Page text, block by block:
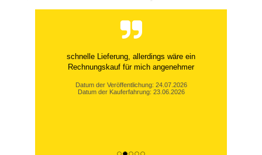
schnelle Lieferung, allerdings wäre ein
Rechnungskauf für mich angenehmer
Datum der Veröffentlichung: 24.07.2026
Datum der Kauferfahrung: 23.06.2026